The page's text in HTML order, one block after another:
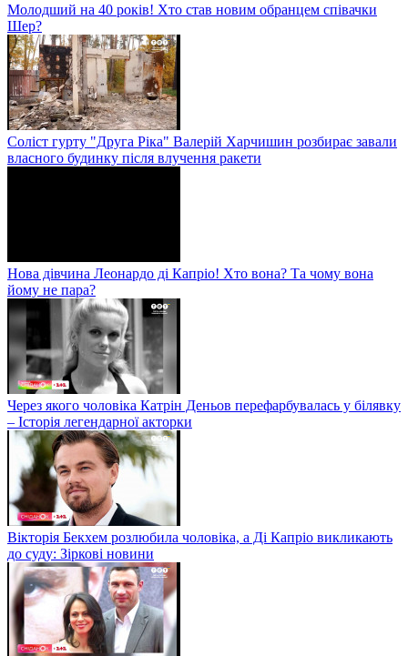
Молодший на 40 років! Хто став новим обранцем співачки
Шер?
Соліст гурту "Друга Ріка" Валерій Харчишин розбирає завали
власного будинку після влучення ракети
Нова дівчина Леонардо ді Капріо! Хто вона? Та чому вона
йому не пара?
Через якого чоловіка Катрін Деньов перефарбувалась у білявку
– Історія легендарної акторки
Вікторія Бекхем розлюбила чоловіка, а Ді Капріо викликають
до суду: Зіркові новини